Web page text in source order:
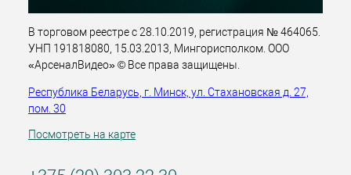
В торговом реестре с 28.10.2019, регистрация № 464065.
УНП 191818080, 15.03.2013, Мингорисполком. ООО
«АрсеналВидео» © Все права защищены.
Республика Беларусь, г. Минск, ул. Стахановская д. 27,
пом. 30
Посмотреть на карте